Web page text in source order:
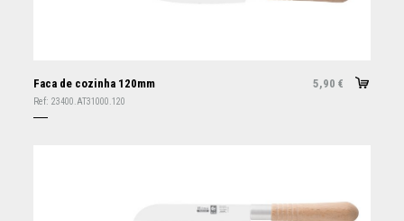
Faca de cozinha 120mm 5,90 €
Ref: 23400.AT31000.120